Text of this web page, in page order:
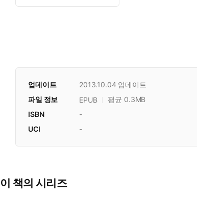
업데이트 2013.10.04 업데이트
파일 정보 EPUB
평균 0.3MB
ISBN
-
UCI
-
이 책의 시리즈